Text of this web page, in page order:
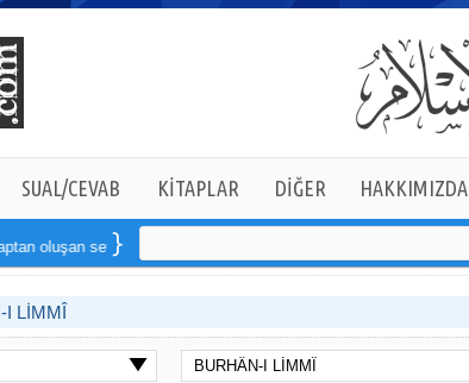
SUAL/CEVAB KİTAPLAR DİĞER HAKKIMIZDA
oluşan seti online sipariş verebilirsiniz
I LİMMÎ